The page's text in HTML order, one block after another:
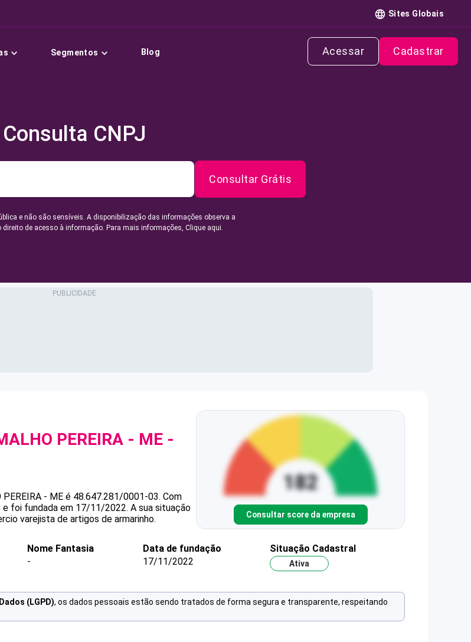
Sites Globais
Segmentos Blog Acessar Cadastrar
Consulta CNPJ
Consultar Grátis
e não são sensíveis. A disponibilização das informações observa a
direito de acesso à informação. Para mais informações, Clique aqui.
PEREIRA - ME -
- ME é 48.647.281/0001-03. Com
e foi fundada em 17/11/2022. A sua situação
varejista de artigos de armarinho. Consultar score da empresa
Nome Fantasia
-
Data de fundação
17/11/2022
Situação Cadastral
Ativa
(LGPD), os dados pessoais estão sendo tratados de forma segura e transparente, respeitando